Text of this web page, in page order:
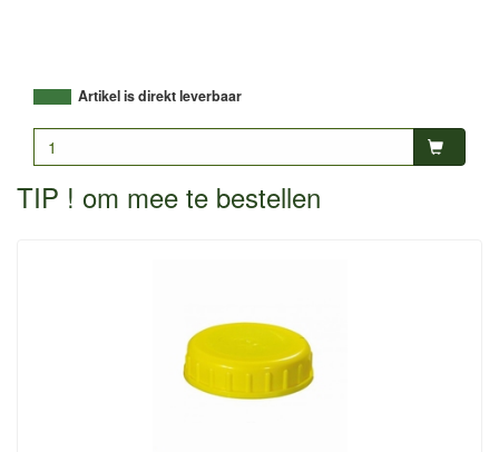
Artikel is direkt leverbaar
TIP ! om mee te bestellen